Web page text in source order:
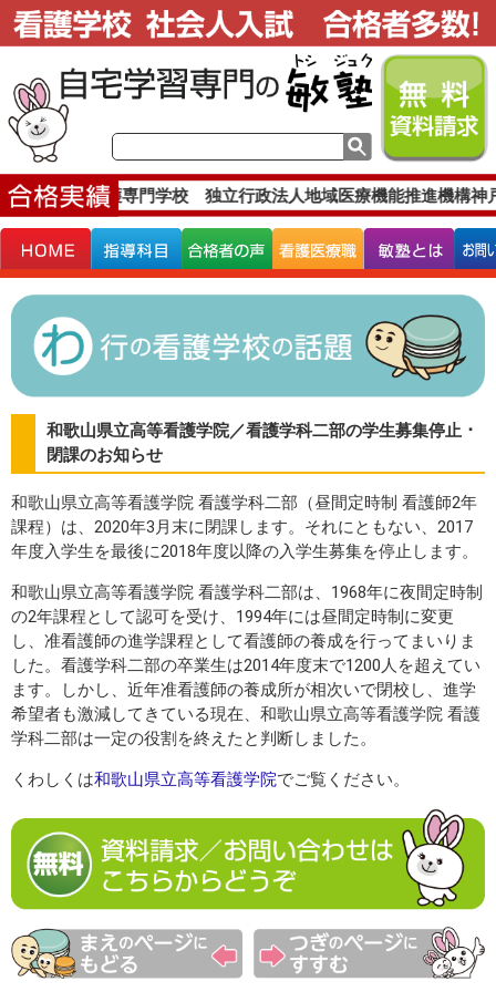
す。松本看護専門学校 独立行政法人地域医療機能推進機構神
和歌山県立高等看護学院／看護学科二部の学生募集停止 ･
閉課のお知らせ
和歌山県立高等看護学院 看護学科二部（昼間定時制 看護師2年
課程）は、2020年3月末に閉課します。それにともない、2017
年度入学生を最後に2018年度以降の入学生募集を停止します。
和歌山県立高等看護学院 看護学科二部は、1968年に夜間定時制
の2年課程として認可を受け、1994年には昼間定時制に変更
し、准看護師の進学課程として看護師の養成を行ってまいりま
した。看護学科二部の卒業生は2014年度末で1200人を超えてい
ます。しかし、近年准看護師の養成所が相次いで閉校し、進学
希望者も激減してきている現在、和歌山県立高等看護学院 看護
学科二部は一定の役割を終えたと判断しました。
くわしくは和歌山県立高等看護学院でご覧ください。